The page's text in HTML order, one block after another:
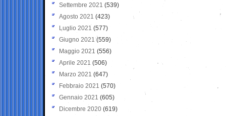
Settembre 2021 (539)
Agosto 2021 (423)
Luglio 2021 (577)
Giugno 2021(559)
Maggio 2021 (556)
Aprile 2021 (506)
Marzo 2021 (647)
Febbraio 2021 (570)
Gennaio 2021 (605)
Dicembre 2020 (619)